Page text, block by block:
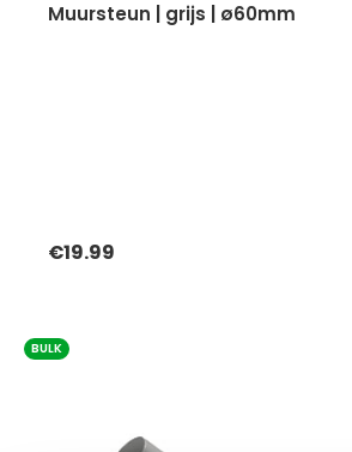
muursteun | grijs | ø60mm
€19.99
BULK